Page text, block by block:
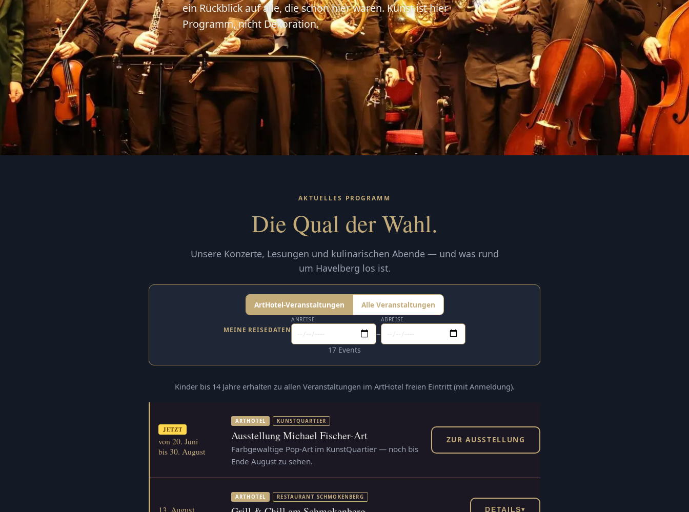
ein Rückblick auf alle, die schon hier waren. Kunst ist hier
Programm, nicht Dekoration.
AKTUELLES PROGRAMM
Die Qual der Wahl.
Unsere Konzerte, Lesungen und kulinarischen Abende — und was rund
um Havelberg los ist.
ArtHotel-Veranstaltungen Alle Veranstaltungen
MEINE REISEDATEN
ANREISE
–
ABREISE
17 Events
Kinder bis 14 Jahre erhalten zu allen Veranstaltungen im ArtHotel freien Eintritt (mit Anmeldung).
JETZT
von 20. Juni
bis 30. August
ARTHOTEL KUNSTQUARTIER
Ausstellung Michael Fischer-Art
Farbgewaltige Pop-Art im KunstQuartier — noch bis
Ende August zu sehen.
ZUR AUSSTELLUNG
13. August
ARTHOTEL RESTAURANT SCHMOKENBERG
DETAILS▾